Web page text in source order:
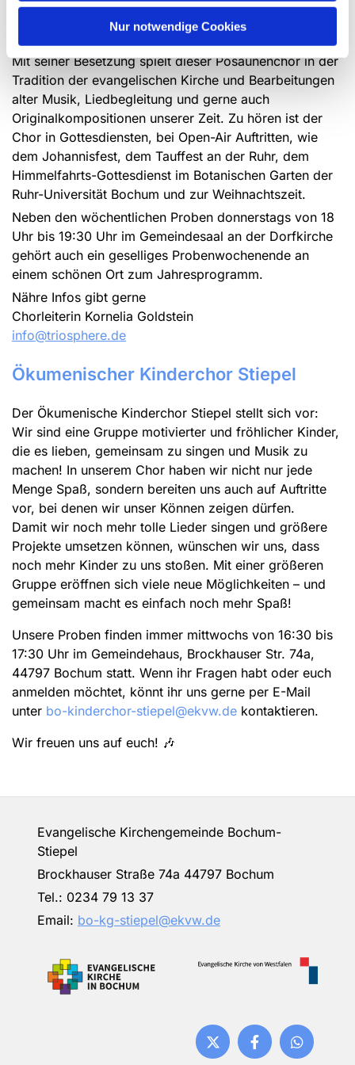
Nur notwendige Cookies
Flügelhörnern über das Waldhorn bis zur Tuba zu
Mit seiner Besetzung spielt dieser Posaunenchor in der
Tradition der evangelischen Kirche und Bearbeitungen
alter Musik, Liedbegleitung und gerne auch
Originalkompositionen unserer Zeit. Zu hören ist der
Chor in Gottesdiensten, bei Open-Air Auftritten, wie
dem Johannisfest, dem Tauffest an der Ruhr, dem
Himmelfahrts-Gottesdienst im Botanischen Garten der
Ruhr-Universität Bochum und zur Weihnachtszeit.
Neben den wöchentlichen Proben donnerstags von 18
Uhr bis 19:30 Uhr im Gemeindesaal an der Dorfkirche
gehört auch ein geselliges Probenwochenende an
einem schönen Ort zum Jahresprogramm.
Nähre Infos gibt gerne
Chorleiterin Kornelia Goldstein
info@triosphere.de
Ökumenischer Kinderchor Stiepel
Der Ökumenische Kinderchor Stiepel stellt sich vor:
Wir sind eine Gruppe motivierter und fröhlicher Kinder,
die es lieben, gemeinsam zu singen und Musik zu
machen! In unserem Chor haben wir nicht nur jede
Menge Spaß, sondern bereiten uns auch auf Auftritte
vor, bei denen wir unser Können zeigen dürfen.
Damit wir noch mehr tolle Lieder singen und größere
Projekte umsetzen können, wünschen wir uns, dass
noch mehr Kinder zu uns stoßen. Mit einer größeren
Gruppe eröffnen sich viele neue Möglichkeiten – und
gemeinsam macht es einfach noch mehr Spaß!
Unsere Proben finden immer mittwochs von 16:30 bis
17:30 Uhr im Gemeindehaus, Brockhauser Str. 74a,
44797 Bochum statt. Wenn ihr Fragen habt oder euch
anmelden möchtet, könnt ihr uns gerne per E-Mail
unter bo-kinderchor-stiepel@ekvw.de kontaktieren.
Wir freuen uns auf euch! 🎶
Evangelische Kirchengemeinde Bochum-
Stiepel
Brockhauser Straße 74a 44797 Bochum
Tel.: 0234 79 13 37
Email: bo-kg-stiepel@ekvw.de